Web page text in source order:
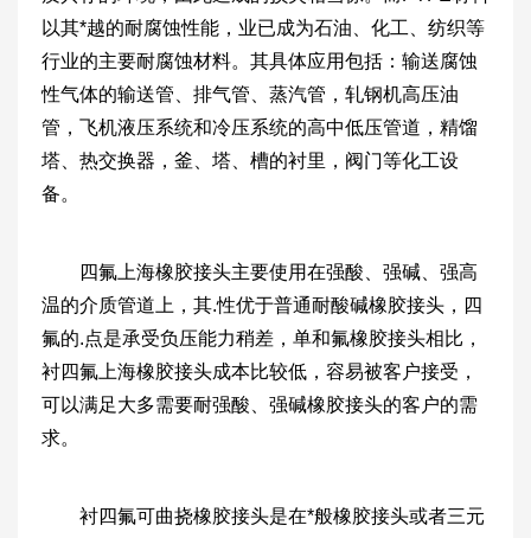
以其*越的耐腐蚀性能，业已成为石油、化工、纺织等
行业的主要耐腐蚀材料。其具体应用包括：输送腐蚀
性气体的输送管、排气管、蒸汽管，轧钢机高压油
管，飞机液压系统和冷压系统的高中低压管道，精馏
塔、热交换器，釜、塔、槽的衬里，阀门等化工设
备。
四氟上海橡胶接头主要使用在强酸、强碱、强高
温的介质管道上，其.性优于普通耐酸碱橡胶接头，四
氟的.点是承受负压能力稍差，单和氟橡胶接头相比，
衬四氟上海橡胶接头成本比较低，容易被客户接受，
可以满足大多需要耐强酸、强碱橡胶接头的客户的需
求。
衬四氟可曲挠橡胶接头是在*般橡胶接头或者三元